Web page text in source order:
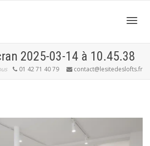
2025-03-14 à 10.45.38
01 42 71 40 79 contact@lesitedeslofts.fr